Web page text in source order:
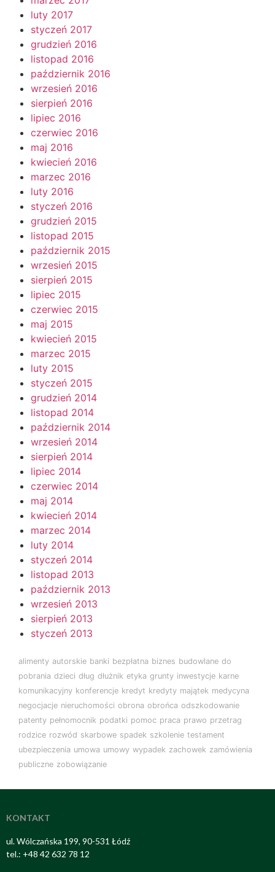
luty 2017
styczeń 2017
grudzień 2016
listopad 2016
październik 2016
wrzesień 2016
sierpień 2016
lipiec 2016
czerwiec 2016
maj 2016
kwiecień 2016
marzec 2016
luty 2016
styczeń 2016
grudzień 2015
listopad 2015
październik 2015
wrzesień 2015
sierpień 2015
lipiec 2015
czerwiec 2015
maj 2015
kwiecień 2015
marzec 2015
luty 2015
styczeń 2015
grudzień 2014
listopad 2014
październik 2014
wrzesień 2014
sierpień 2014
lipiec 2014
czerwiec 2014
maj 2014
kwiecień 2014
marzec 2014
luty 2014
styczeń 2014
listopad 2013
październik 2013
wrzesień 2013
sierpień 2013
styczeń 2013
alimenty autorskie banki bezpłatna biznes budowlane do
pobrania dzieci dług dłużnik etyka grunty inwestycje karne
komunikacyjny konferencje kredyt kredyty majątek medycyna
negocjacje nieruchomości obrona obrońca odszkodowanie
patenty pełnomocnik podatki pomoc praca prawo przetrag
rodzice rozwód skarbowe spadek szkolenie testament
ubezpieczenia umowa umowy wypadek zachowek zamówienia
publiczne zobowiązanie
KONTAKT
ul. Wólczańska 199, 90-531 Łódź
tel.: +48 42 632 78 12